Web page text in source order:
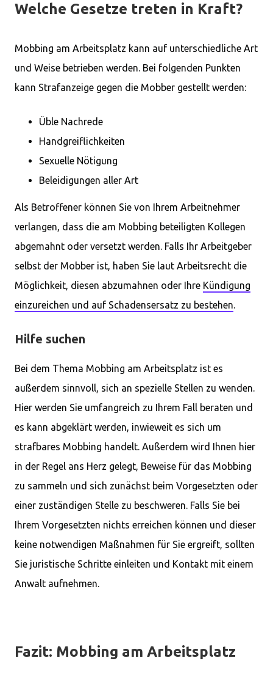
Welche Gesetze treten in Kraft?
Mobbing am Arbeitsplatz kann auf unterschiedliche Art
und Weise betrieben werden. Bei folgenden Punkten
kann Strafanzeige gegen die Mobber gestellt werden:
Üble Nachrede
Handgreiflichkeiten
Sexuelle Nötigung
Beleidigungen aller Art
Als Betroffener können Sie von Ihrem Arbeitnehmer
verlangen, dass die am Mobbing beteiligten Kollegen
abgemahnt oder versetzt werden. Falls Ihr Arbeitgeber
selbst der Mobber ist, haben Sie laut Arbeitsrecht die
Möglichkeit, diesen abzumahnen oder Ihre Kündigung
einzureichen und auf Schadensersatz zu bestehen.
Hilfe suchen
Bei dem Thema Mobbing am Arbeitsplatz ist es
außerdem sinnvoll, sich an spezielle Stellen zu wenden.
Hier werden Sie umfangreich zu Ihrem Fall beraten und
es kann abgeklärt werden, inwieweit es sich um
strafbares Mobbing handelt. Außerdem wird Ihnen hier
in der Regel ans Herz gelegt, Beweise für das Mobbing
zu sammeln und sich zunächst beim Vorgesetzten oder
einer zuständigen Stelle zu beschweren. Falls Sie bei
Ihrem Vorgesetzten nichts erreichen können und dieser
keine notwendigen Maßnahmen für Sie ergreift, sollten
Sie juristische Schritte einleiten und Kontakt mit einem
Anwalt aufnehmen.
Fazit: Mobbing am Arbeitsplatz